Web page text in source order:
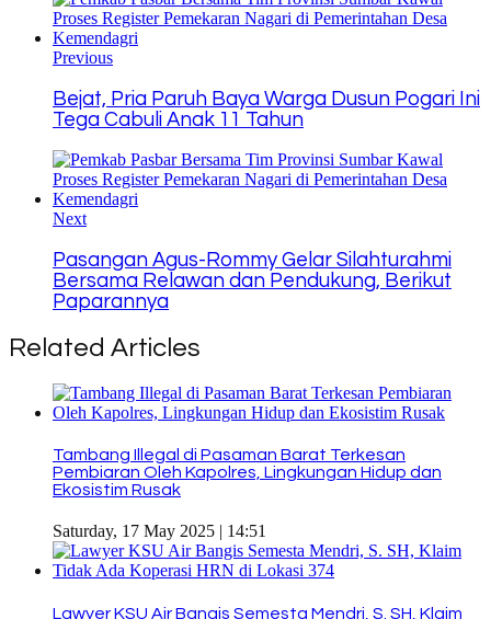
Previous
Bejat, Pria Paruh Baya Warga Dusun Pogari Ini
Tega Cabuli Anak 11 Tahun
Next
Pasangan Agus-Rommy Gelar Silahturahmi
Bersama Relawan dan Pendukung, Berikut
Paparannya
Related Articles
Tambang Illegal di Pasaman Barat Terkesan
Pembiaran Oleh Kapolres, Lingkungan Hidup dan
Ekosistim Rusak
Saturday, 17 May 2025 | 14:51
Lawyer KSU Air Bangis Semesta Mendri, S. SH, Klaim